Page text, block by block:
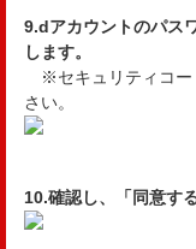
9.dアカウントのパス
します。
※セキュリティコー
さい。
10.確認し、「同意す